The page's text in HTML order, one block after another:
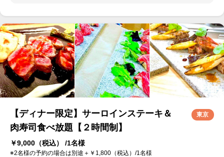
【ディナー限定】サーロインステーキ＆
肉寿司食べ放題【２時間制】
￥9,000 （税込） /1名様
※2名様の予約の場合は別途＋￥1,800（税込）/1名様
東京